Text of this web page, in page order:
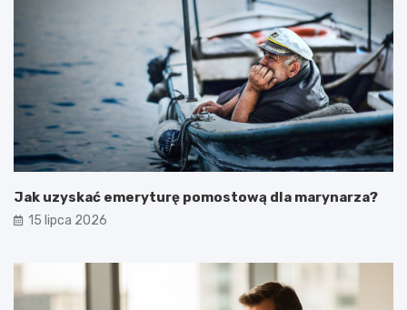
Jak uzyskać emeryturę pomostową dla marynarza?
15 lipca 2026